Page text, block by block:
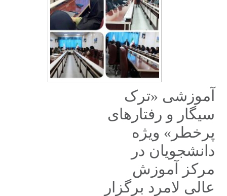
آموزشی «ترک
سیگار و رفتارهای
پرخطر» ویژه
دانشجویان در
مرکز آموزش
عالی لامرد برگزار